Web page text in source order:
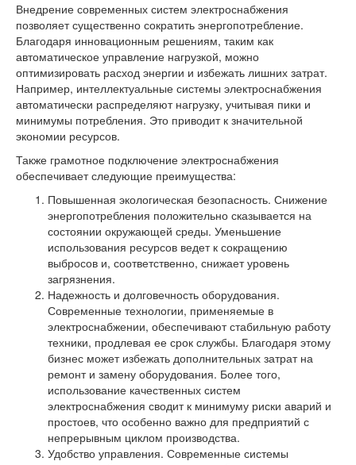
Внедрение современных систем электроснабжения
позволяет существенно сократить энергопотребление.
Благодаря инновационным решениям, таким как
автоматическое управление нагрузкой, можно
оптимизировать расход энергии и избежать лишних затрат.
Например, интеллектуальные системы электроснабжения
автоматически распределяют нагрузку, учитывая пики и
минимумы потребления. Это приводит к значительной
экономии ресурсов.
Также грамотное подключение электроснабжения
обеспечивает следующие преимущества:
Повышенная экологическая безопасность. Снижение
энергопотребления положительно сказывается на
состоянии окружающей среды. Уменьшение
использования ресурсов ведет к сокращению
выбросов и, соответственно, снижает уровень
загрязнения.
Надежность и долговечность оборудования.
Современные технологии, применяемые в
электроснабжении, обеспечивают стабильную работу
техники, продлевая ее срок службы. Благодаря этому
бизнес может избежать дополнительных затрат на
ремонт и замену оборудования. Более того,
использование качественных систем
электроснабжения сводит к минимуму риски аварий и
простоев, что особенно важно для предприятий с
непрерывным циклом производства.
Удобство управления. Современные системы